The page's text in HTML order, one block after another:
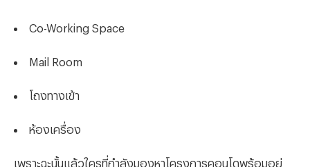
Co-Working Space
Mail Room
โถงทางเข้า
ห้องเครื่อง
เพราะฉะนั้นแล้วใครที่กำลังมองหาโครงการคอนโดพร้อมอยู่